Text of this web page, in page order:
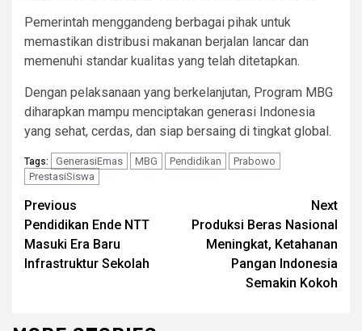
Pemerintah menggandeng berbagai pihak untuk
memastikan distribusi makanan berjalan lancar dan
memenuhi standar kualitas yang telah ditetapkan.
Dengan pelaksanaan yang berkelanjutan, Program MBG
diharapkan mampu menciptakan generasi Indonesia
yang sehat, cerdas, dan siap bersaing di tingkat global.
Tags: GenerasiEmas MBG Pendidikan
Prabowo
PrestasiSiswa
Continue
Reading
Previous
Pendidikan Ende NTT
Masuki Era Baru
Infrastruktur Sekolah
Next
Produksi Beras Nasional
Meningkat, Ketahanan
Pangan Indonesia
Semakin Kokoh